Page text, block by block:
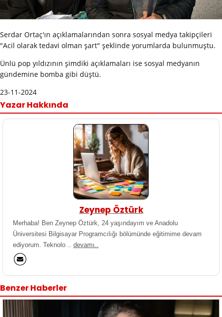
Serdar Ortaç'ın açıklamalarından sonra sosyal medya takipçileri
"Acil olarak tedavi olman şart" şeklinde yorumlarda bulunmuştu.
Ünlü pop yıldızının şimdiki açıklamaları ise sosyal medyanın
gündemine bomba gibi düştü.
23-11-2024
Yazar Hakkında
Zeynep Öztürk
Merhaba! Ben Zeynep Öztürk, 24 yaşındayım ve Anadolu
Üniversitesi Bilgisayar Programcılığı bölümünde eğitimime devam
ediyorum. Teknolo .. devamı..
Benzer Haberler